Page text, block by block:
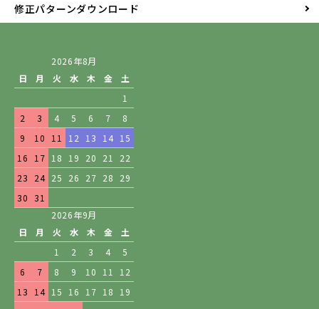
修正パターンダウンロード
2026年8月
日
月 火 水 木 金
土
1
2
3 4 5 6 7
8
9
10 11 12 13 14 15
16
17 18 19 20 21
22
23
24 25 26 27 28
29
30
31
2026年9月
日
月 火 水 木 金
土
1
2 3 4
5
6
7 8 9 10 11
12
13
14 15 16 17 18
19